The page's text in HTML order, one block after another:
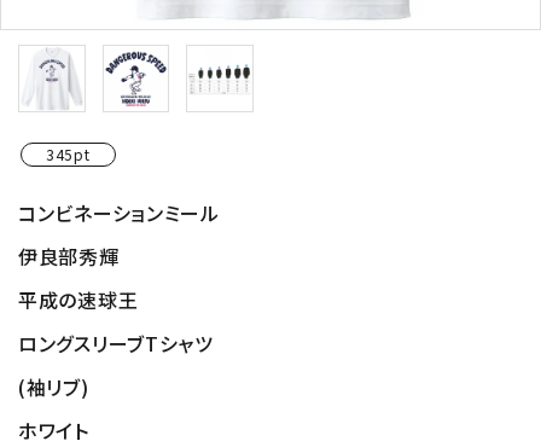
345pt
コンビネーションミール
伊良部秀輝
平成の速球王
ロングスリーブTシャツ
(袖リブ)
ホワイト